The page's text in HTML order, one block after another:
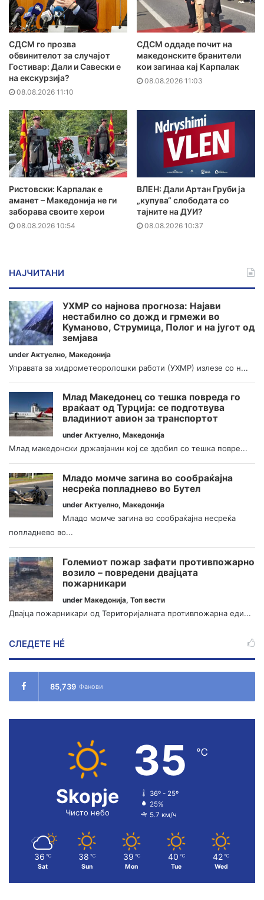
СДСМ го прозва
обвинителот за случајот
Гостивар: Дали и Савески е
на екскурзија?
08.08.2026 11:10
СДСМ оддаде почит на
македонските бранители
кои загинаа кај Карпалак
08.08.2026 11:03
Ристовски: Карпалак е
аманет – Македонија не ги
заборава своите херои
08.08.2026 10:54
ВЛЕН: Дали Артан Груби ја
„купува“ слободата со
тајните на ДУИ?
08.08.2026 10:37
НАЈЧИТАНИ
УХМР со најнова прогноза: Најави
нестабилно со дожд и грмежи во
Куманово, Струмица, Полог и на југот од
земјава
under Актуелно, Македонија
Управата за хидрометеоролошки работи (УХМР) излезе со н...
Млад Македонец со тешка повреда го
враќаат од Турција: се подготвува
владиниот авион за транспортот
under Актуелно, Македонија
Млад македонски државјанин кој се здобил со тешка повре...
Младо момче загина во сообраќајна
несреќа попладнево во Бутел
under Актуелно, Македонија
Младо момче загина во сообраќајна несреќа
попладнево во...
Големиот пожар зафати противпожарно
возило – повредени двајцата
пожарникари
under Македонија, Топ вести
Двајца пожарникари од Територијалната противпожарна еди...
СЛЕДЕТЕ НÉ
85,739 Фанови
Skopje
Чисто небо
35 ℃
36º - 25º
25%
5.7 км/ч
36 ℃
Sat
38 ℃
Sun
39 ℃
Mon
40 ℃
Tue
42 ℃
Wed